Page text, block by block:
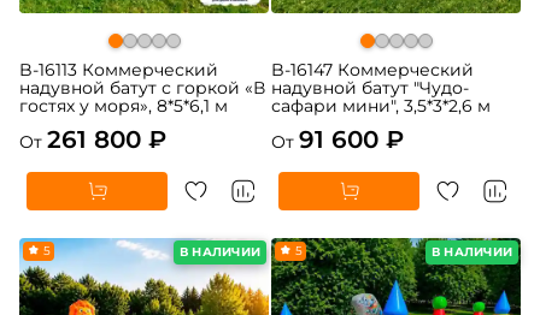
B-16113 Коммерческий
надувной батут с горкой «В
гостях у моря», 8*5*6,1 м
От 261 800 ₽
B-16147 Коммерческий
надувной батут "Чудо-
сафари мини", 3,5*3*2,6 м
От 91 600 ₽
В НАЛИЧИИ
5 В НАЛИЧИИ
5